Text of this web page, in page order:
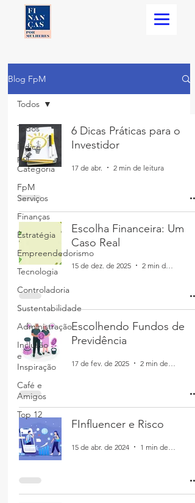
Blog FpM
Todos
Índice
por
Categoria
FpM
Serviços
Finanças
Estratégia
Empreendedorismo
Tecnologia
Controladoria
Sustentabilidade
Administração
Inclusão
e
Inspiração
Café e
Amigos
Top 12
Todos
6 Dicas Práticas para o
Investidor
17 de abr. 2 min de leitura
Escolha Financeira: Um
Caso Real
15 de dez. de 2025
Escolhendo Fundos de
Previdência
17 de fev. de 2025
FInfluencer e Risco
15 de abr. de 2024